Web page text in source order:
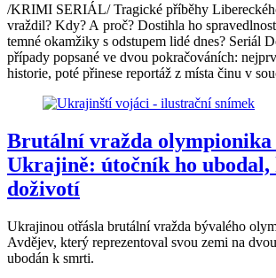
/KRIMI SERIÁL/ Tragické příběhy
vraždil? Kdy? A proč? Dostihla ho
temné okamžiky s odstupem lidé dnes? Seriál
případy popsané ve dvou pokračováních:
historie, poté přinese reportáž z místa činu v
Brutální vražda olympionika
Ukrajině: útočník ho ubodal,
doživotí
Ukrajinou otřásla brutální vražda bývalého
Avdějev, který reprezentoval svou zemi na
ubodán k smrti.